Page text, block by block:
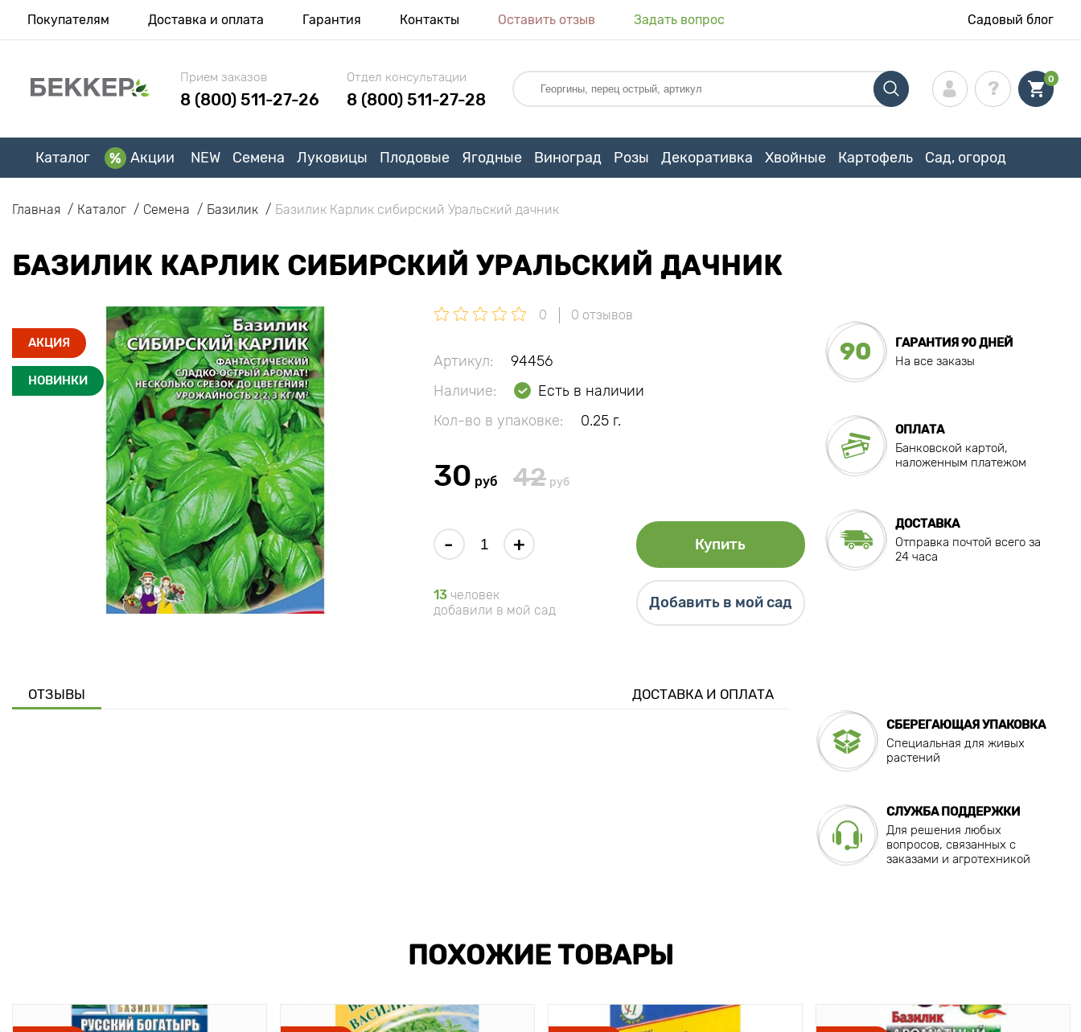
Покупателям Доставка и оплата Гарантия Контакты Оставить отзыв Задать вопрос Садовый блог
Прием заказов
8 (800) 511-27-26
Отдел консультации
8 (800) 511-27-28
0
Каталог Акции NEW Семена Луковицы Плодовые Ягодные Виноград Розы Декоративка Хвойные Картофель Сад, огород
Главная Каталог Семена Базилик Базилик Карлик сибирский Уральский дачник
БАЗИЛИК КАРЛИК СИБИРСКИЙ УРАЛЬСКИЙ ДАЧНИК
АКЦИЯ
НОВИНКИ
0 0 отзывов
Артикул:
94456
Наличие:
Есть в наличии
Кол-во в упаковке:
0.25 г.
30 руб 42 руб
- + Купить
13 человек
добавили в мой сад
Добавить в мой сад
90
ГАРАНТИЯ 90 ДНЕЙ
На все заказы
ОПЛАТА
Банковской картой,
наложенным платежом
ДОСТАВКА
Отправка почтой всего за
24 часа
ОТЗЫВЫ ДОСТАВКА И ОПЛАТА
СБЕРЕГАЮЩАЯ УПАКОВКА
Специальная для живых
растений
СЛУЖБА ПОДДЕРЖКИ
Для решения любых
вопросов, связанных с
заказами и агротехникой
ПОХОЖИЕ ТОВАРЫ